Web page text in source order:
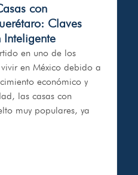
con
Claves
Inteligente
en uno de los
en México debido a
económico y
las casas con
muy populares, ya